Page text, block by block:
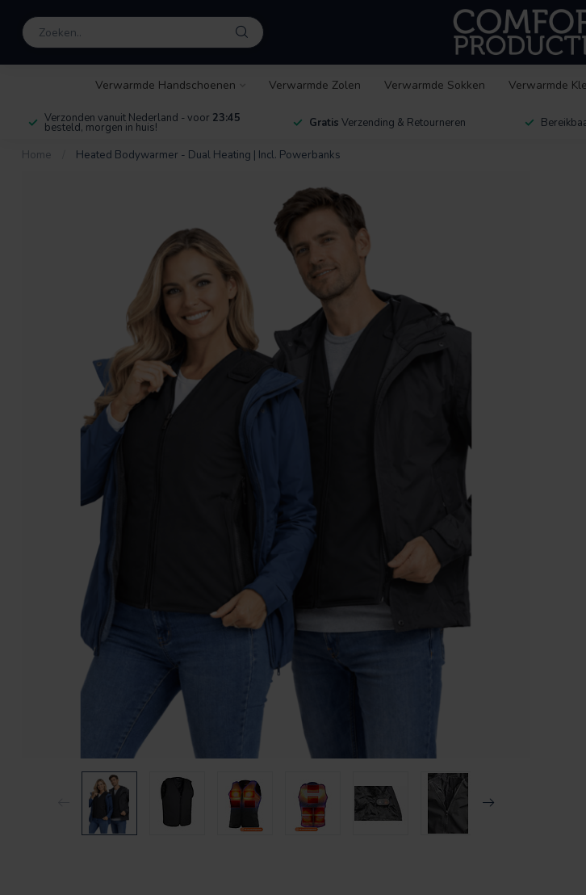
Verwarmde Handschoenen Verwarmde Zolen Verwarmde Sokken Verwarmde
Verzonden vanuit Nederland - voor 23:45
besteld, morgen in huis! Gratis Verzending & Retourneren
Home Heated Bodywarmer - Dual Heating | Incl. Powerbanks